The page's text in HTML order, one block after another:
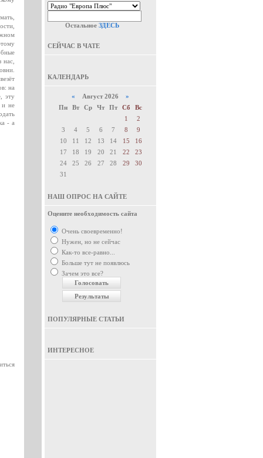
нас,
на
эту
и не
- а
Остальное ЗДЕСЬ
СЕЙЧАС В ЧАТЕ
КАЛЕНДАРЬ
« Август 2026 »
Пн
Вт Ср Чт Пт Сб
Вс
1
2
3
4 5 6 7 8
9
10
11 12 13 14 15
16
17
18 19 20 21 22
23
24
25 26 27 28 29
30
31
НАШ ОПРОС НА САЙТЕ
Оцените необходимость сайта
Очень своевременно!
Нужен, но не сейчас
Как-то все-равно...
Больше тут не появлюсь
Зачем это все?
ПОПУЛЯРНЫЕ СТАТЬИ
ИНТЕРЕСНОЕ